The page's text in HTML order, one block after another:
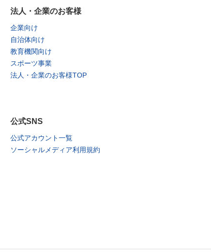
法人・企業のお客様
企業向け
自治体向け
教育機関向け
スポーツ事業
法人・企業のお客様TOP
公式SNS
公式アカウント一覧
ソーシャルメディア利用規約